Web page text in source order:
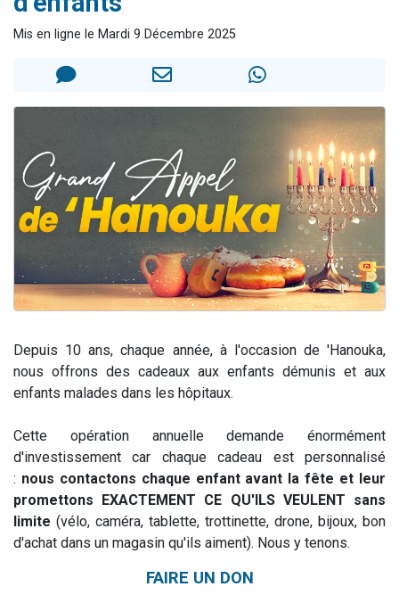
2 nouvelles musiques dans Torah-Box Music
2 personnes viennent de faire un don pour 1 Journée de Vacances Pour les Enfants
Mis en ligne le Mardi 9 Décembre 2025
Depuis 10 ans, chaque année, à l'occasion de 'Hanouka,
nous offrons des cadeaux aux enfants démunis et aux
enfants malades dans les hôpitaux.
Cette opération annuelle demande énormément
d'investissement car chaque cadeau est personnalisé
: nous contactons chaque enfant avant la fête et leur
promettons EXACTEMENT CE QU'ILS VEULENT sans
limite (vélo, caméra, tablette, trottinette, drone, bijoux, bon
d'achat dans un magasin qu'ils aiment). Nous y tenons.
FAIRE UN DON